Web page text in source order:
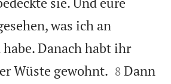
was ich an
Danach habt ihr
Wüste gewohnt. 

8 Dann